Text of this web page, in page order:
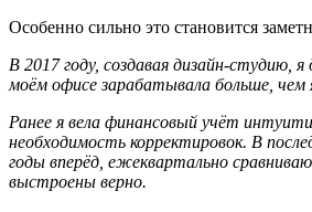
Особенно сильно это становится
В 2017 году, создавая дизайн‑студию,
моём офисе зарабатывала больше, чем
Ранее я вела финансовый учёт
необходимость корректировок. В
годы вперёд ежеквартально
выстроены верно.